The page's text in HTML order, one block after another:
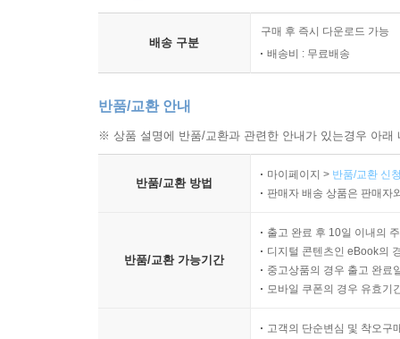
배송 구분
구매 후 즉시 다운로드 가능
배송비 : 무료배송
반품/교환 안내
※ 상품 설명에 반품/교환과 관련한 안내가 있는경우 아
반품/교환 방법
마이페이지 > 반품/교환 신
판매자 배송 상품은 판매자
반품/교환 가능기간
출고 완료 후 10일 이내의
디지털 콘텐츠인 eBook의
중고상품의 경우 출고 완료
모바일 쿠폰의 경우 유효기
고객의 단순변심 및 착오구